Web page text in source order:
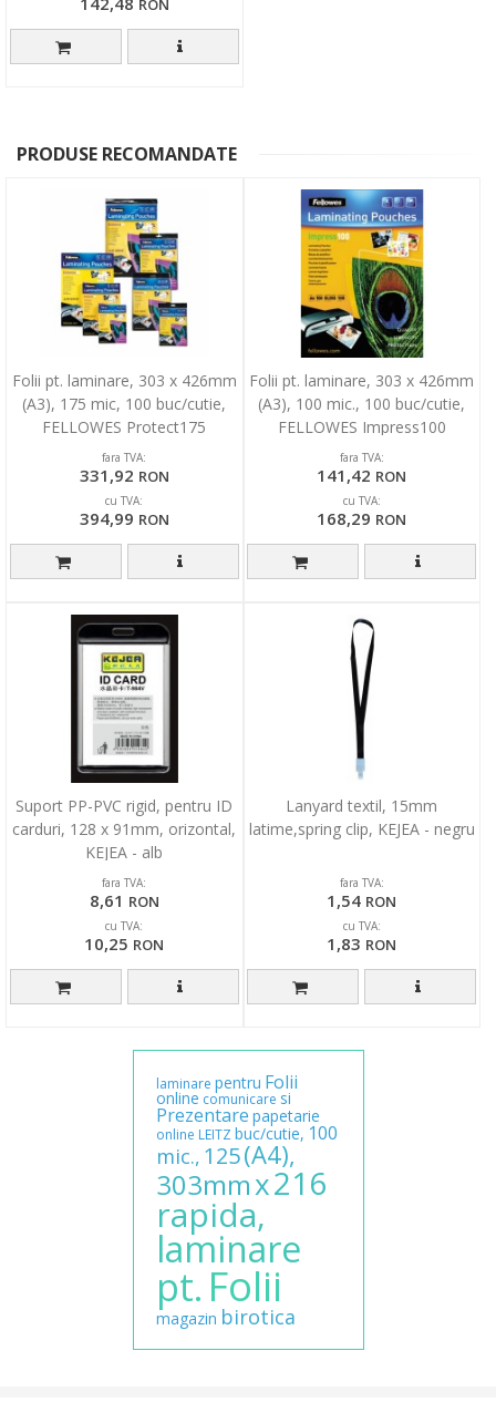
RON
PRODUSE RECOMANDATE
Folii pt. laminare, 303 x 426mm
(A3), 175 mic, 100 buc/cutie,
FELLOWES Protect175
fara TVA:
331,92 RON
cu TVA:
394,99 RON
Folii pt. laminare, 303 x 426mm
(A3), 100 mic., 100 buc/cutie,
FELLOWES Impress100
fara TVA:
141,42 RON
cu TVA:
168,29 RON
Suport PP-PVC rigid, pentru ID
carduri, 128 x 91mm, orizontal,
KEJEA - alb
fara TVA:
8,61 RON
cu TVA:
10,25 RON
Lanyard textil, 15mm
latime,spring clip, KEJEA - negru
fara TVA:
1,54 RON
cu TVA:
1,83 RON
laminare pentru Folii
online comunicare si
Prezentare papetarie
online LEITZ buc/cutie, 100
mic., 125(A4),
303mmx216
rapida,
laminare
pt. Folii
magazin birotica